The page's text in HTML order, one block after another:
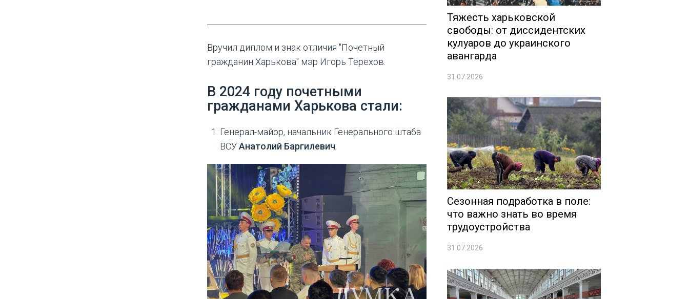
Вручил диплом и знак отличия "Почетный
гражданин Харькова" мэр Игорь Терехов.
В 2024 году почетными
гражданами Харькова стали:
Генерал-майор, начальник Генерального штаба
ВСУАнатолий Баргилевич;
Тяжесть харьковской
свободы: от диссидентских
кулуаров до украинского
авангарда
31.07.2026
Сезонная подработка в поле:
что важно знать во время
трудоустройства
31.07.2026